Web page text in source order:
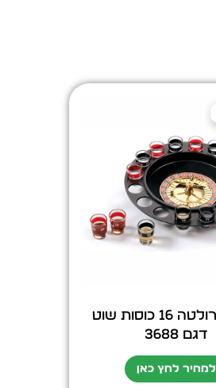
משחק רולטה 16 כוסות שוט
דגם 3688
למחיר לחץ כאן